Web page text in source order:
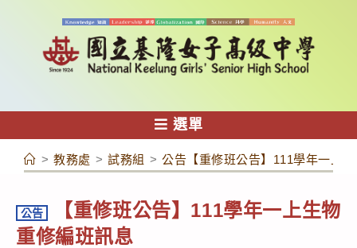
容
選單
> 教務處 > 試務組 > 公告【重修班公告】111學年一上
公告
【重修班公告】111學年一上生物
重修編班訊息